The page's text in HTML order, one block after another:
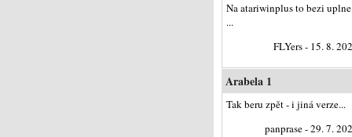
Na atariwinplus to bezi uplne
...
FLYers - 15. 8.
Arabela 1
Tak beru zpět - i jiná verze...
panprase - 29. 7.